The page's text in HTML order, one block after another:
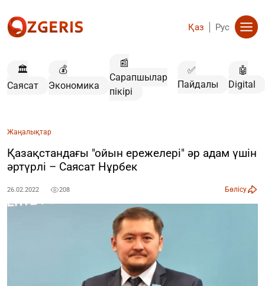
Қаз Рус
🏛️
Саясат
💰
Экономика
📰
Сарапшылар
пікірі
✅
Пайдалы
🤖
Digital
Жаңалықтар
Қазақстандағы "ойын ережелері" әр адам үшін
әртүрлі – Саясат Нұрбек
26.02.2022 208 Бөлісу